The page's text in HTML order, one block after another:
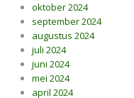
oktober 2024
september 2024
augustus 2024
juli 2024
juni 2024
mei 2024
april 2024